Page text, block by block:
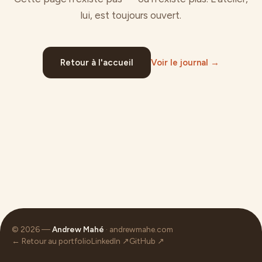
lui, est toujours ouvert.
Retour à l'accueil Voir le journal →
© 2026 —Andrew Mahé · andrewmahe.com
← Retour au portfolioLinkedIn ↗GitHub ↗